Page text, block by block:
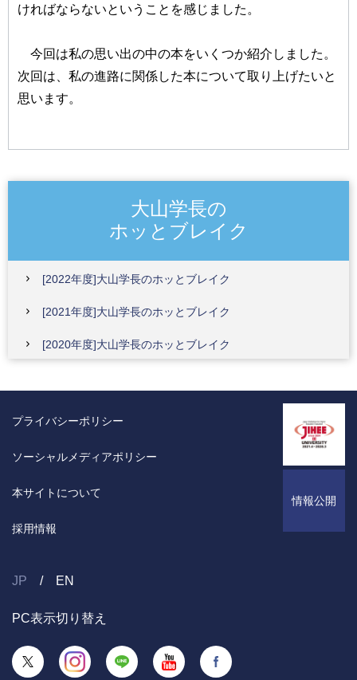
ければならないということを感じました。
今回は私の思い出の中の本をいくつか紹介しました。
次回は、私の進路に関係した本について取り上げたいと
思います。
大山学長の
ホッとブレイク
[2022年度]大山学長のホッとブレイク
[2021年度]大山学長のホッとブレイク
[2020年度]大山学長のホッとブレイク
情報公開
プライバシーポリシー
ソーシャルメディアポリシー
本サイトについて
採用情報
JP EN
PC表示切り替え